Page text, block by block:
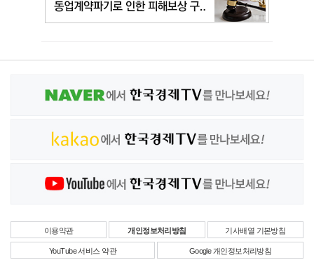
이용약관 개인정보처리방침 기사배열 기본방침
YouTube 서비스 약관 Google 개인정보처리방침